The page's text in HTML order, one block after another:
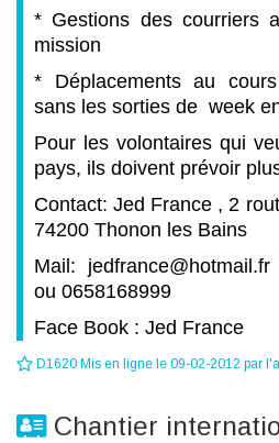
* Gestions des courriers
mission
* Déplacements au
sans les sorties de week
Pour les volontaires qui
pays, ils doivent prévoir
Contact: Jed France , 2
74200 Thonon les Bains
Mail:
ou 0658168999
Face Book : Jed France
D1620 Mis en ligne le 09-02-2012 par
Chantier